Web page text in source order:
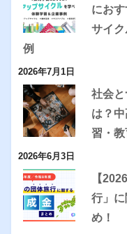
にお
サイ
例
2026年7月1日
社会
は？
習・
2026年6月3日
【
行」
め！